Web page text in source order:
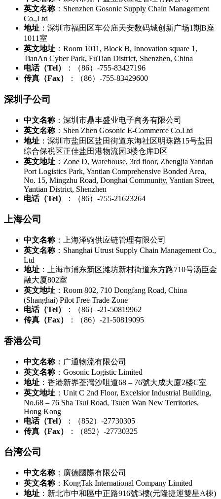
英文名称：Shenzhen Gosonic Supply Chain Management
Co.,Ltd
地址 ：深圳市福田区车公庙天安数码城创新广场1期B座
1011室
英文地址 ：Room 1011, Block B, Innovation square 1,
TianAn Cyber Park, FuTian District, Shenzhen, China
电话（Tel）
：（86）-755-83427196
传真（Fax）
：（86）-755-83429600
深圳子公司
中文名称：深圳市鼎丰盛业电子商务有限公司
英文名称：Shen Zhen Gosonic E-Commerce Co.Ltd
地址 ：深圳市盐田区盐田街道东海社区明珠路15号盐田
综合保税区正佳盐田港物流园3楼仓库D区
英文地址 ：Zone D, Warehouse, 3rd floor, Zhengjia Yantian
Port Logistics Park, Yantian Comprehensive Bonded Area,
No. 15, Mingzhu Road, Donghai Community, Yantian Street,
Yantian District, Shenzhen
电话（Tel）
：（86）-755-21623264
上海公司
中文名称：上海泽驹供应链管理有限公司
英文名称：Shanghai Utrust Supply Chain Management Co.,
Ltd
地址 ：上海市浦东新区潍坊新村街道东方路710号汤臣金
融大厦802室
英文地址 ：Room 802, 710 Dongfang Road, China
(Shanghai) Pilot Free Trade Zone
电话（Tel）
：（86）-21-50819962
传真（Fax）
：（86）-21-50819095
香港公司
中文名称：广通物流有限公司
英文名称：Gosonic Logistic Limited
地址 ：香港新界荃灣沙咀道68 – 76號大成大廈2楼C室
英文地址 ：Unit C 2nd Floor, Excelsior Industrial Building,
No.68 – 76 Sha Tsui Road, Tsuen Wan New Territories,
Hong Kong
电话（Tel）
：（852）-27730305
传真（Fax）
：（852）-27730325
台湾公司
中文名称：廣德國際有限公司
英文名称：KongTak International Company Limited
地址 ：新北市中和區中正路916號5樓(元隆捷運雙星A棟)